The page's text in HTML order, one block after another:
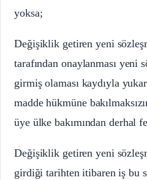
yoksa;
Değişiklik getiren yeni
tarafından onaylanması yeni
girmiş olaması kaydıyla
madde hükmüne
üye ülke bakımından derhal
Değişiklik getiren yeni
girdiği tarihten itibaren iş bu